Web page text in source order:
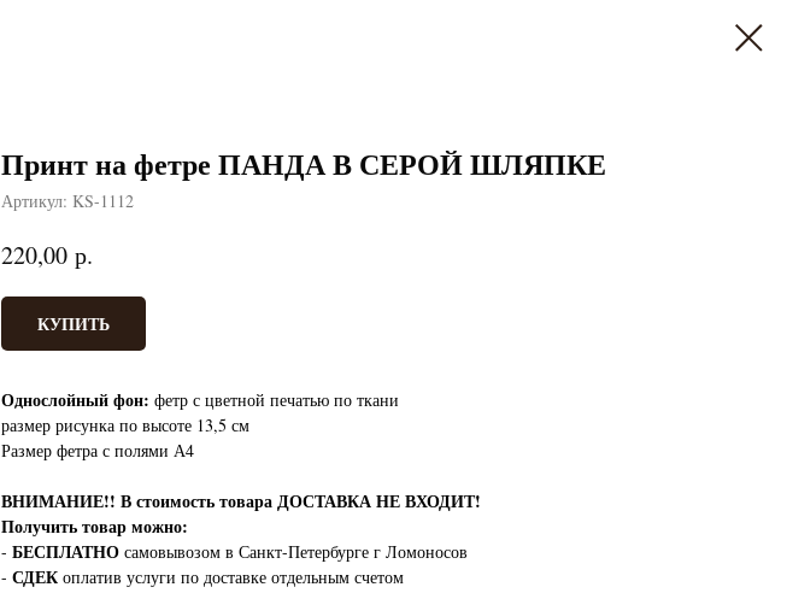
Принт на фетре ПАНДА В СЕРОЙ ШЛЯПКЕ
Артикул: KS-1112
220,00 р.
КУПИТЬ
Однослойный фон: фетр с цветной печатью по ткани
размер рисунка по высоте 13,5 см
Размер фетра с полями А4
ВНИМАНИЕ!! В стоимость товара ДОСТАВКА НЕ ВХОДИТ!
Получить товар можно:
- БЕСПЛАТНО самовывозом в Санкт-Петербурге г Ломоносов
- СДЕК оплатив услуги по доставке отдельным счетом